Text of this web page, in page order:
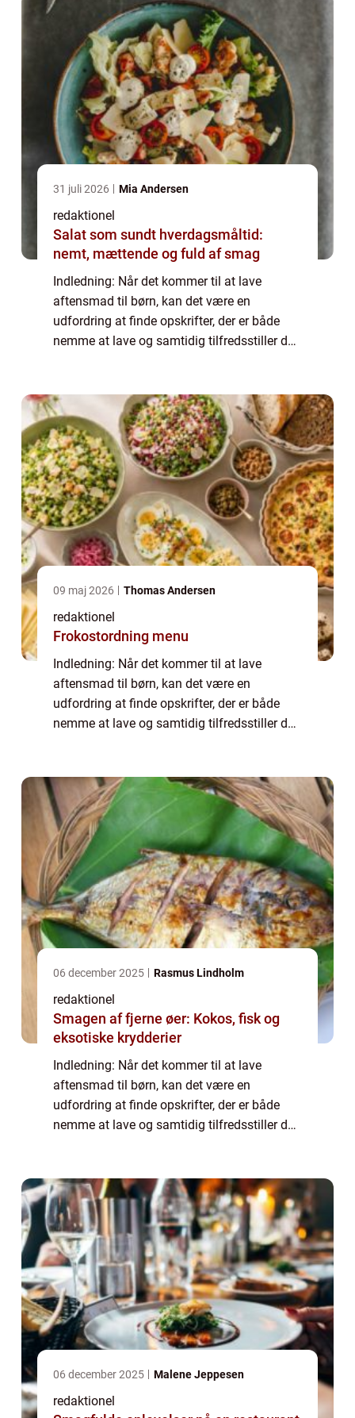
31 juli 2026 Mia Andersen
redaktionel
Salat som sundt hverdagsmåltid:
nemt, mættende og fuld af smag
Indledning: Når det kommer til at lave
aftensmad til børn, kan det være en
udfordring at finde opskrifter, der er både
nemme at lave og samtidig tilfredsstiller de
hjælpemidle...
09 maj 2026 Thomas Andersen
redaktionel
Frokostordning menu
Indledning: Når det kommer til at lave
aftensmad til børn, kan det være en
udfordring at finde opskrifter, der er både
nemme at lave og samtidig tilfredsstiller de
hjælpemidle...
06 december 2025 Rasmus Lindholm
redaktionel
Smagen af fjerne øer: Kokos, fisk og
eksotiske krydderier
Indledning: Når det kommer til at lave
aftensmad til børn, kan det være en
udfordring at finde opskrifter, der er både
nemme at lave og samtidig tilfredsstiller de
hjælpemidle...
06 december 2025 Malene Jeppesen
redaktionel